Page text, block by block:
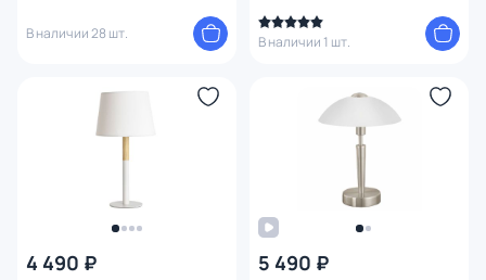
В наличии 28 шт. В наличии 1 шт.
4 490 ₽ 5 490 ₽